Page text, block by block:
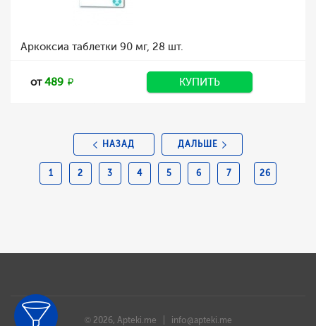
Аркоксиа таблетки 90 мг, 28 шт.
от489 КУПИТЬ
НАЗАД
1 2 3 4 5 6 7 26
ДАЛЬШЕ
© 2026, Apteki.me | info@apteki.me